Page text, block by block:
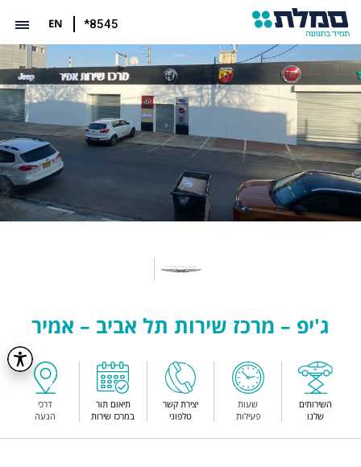
*8545
EN
ג'יפ – מרכז שירות תל אביב – אמיר
השירותים
שלנו
שעות
פעילות
יצירת קשר
טלפוני
תיאום תור
במרכז שירות
דרכי
הגעה